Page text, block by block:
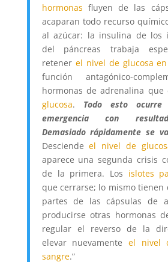
hormonas fluyen de las
acaparan todo recurso
al azúcar: la insulina de los
del páncreas trabaja
retener el nivel de glucosa
función antagónico-
hormonas de adrenalina que
glucosa. Todo esto
emergencia con
Demasiado rápidamente se
Desciendeel nivel de
aparece una segunda crisis
de la primera. Los islotes
que cerrarse; lo mismo tienen
partes de las cápsulas de
producirse otras hormonas
regular el reverso de la
elevar nuevamente el nivel
sangre.”